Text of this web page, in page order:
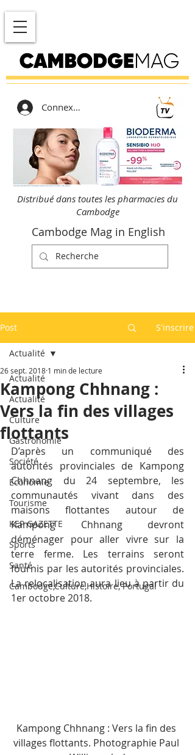
Connexion
Distribué dans toutes les pharmacies du
Cambodge
Cambodge Mag in English
Post S'inscrire
Actualité
Actualité
Culture
Gastronomie
Société
Economie
Tourisme
KEP GAZETTE
Sports
Santé
Cambodge,Culture,Histoire, Portugal
Actualité
Kampong Chhnang :
Vers la fin des villages
flottants
26 sept. 2018 1 min de lecture
D’après un communiqué des
autorités provinciales de Kampong
Chhnang du 24 septembre, les
communautés vivant dans des
maisons flottantes autour de
Kampong Chhnang devront
déménager pour aller vivre sur la
terre ferme. Les terrains seront
fournis par les autorités provinciales.
La relocalisation aura lieu à partir du
1er octobre 2018.
Kampong Chhnang : Vers la fin des
villages flottants. Photographie Paul